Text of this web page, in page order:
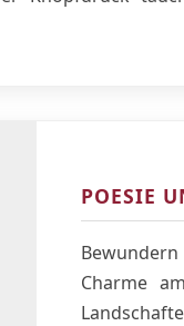
POESIE
Charme